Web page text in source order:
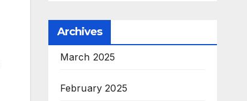
Archives
March 2025
February 2025